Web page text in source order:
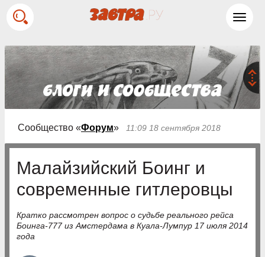
Сообщество «Форум» 11:09 18 сентября 2018
Малайзийский Боинг и
современные гитлеровцы
Кратко рассмотрен вопрос о судьбе реального рейса
Боинга-777 из Амстердама в Куала-Лумпур 17 июля 2014
года